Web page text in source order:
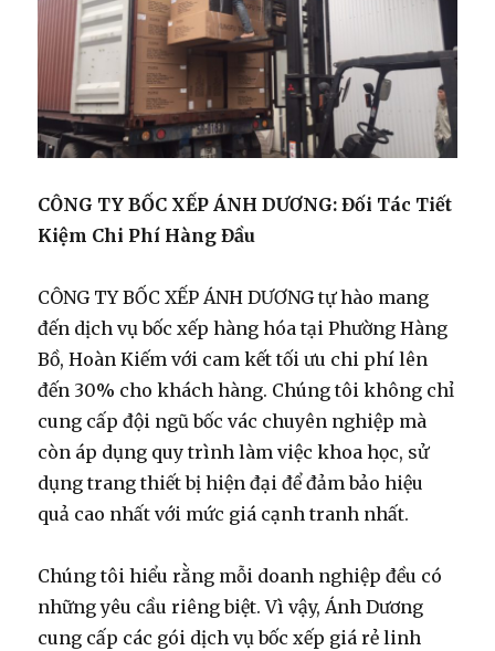
CÔNG TY BỐC XẾP ÁNH DƯƠNG: Đối Tác Tiết
Kiệm Chi Phí Hàng Đầu
CÔNG TY BỐC XẾP ÁNH DƯƠNG tự hào mang
đến dịch vụ bốc xếp hàng hóa tại Phường Hàng
Bồ, Hoàn Kiếm với cam kết tối ưu chi phí lên
đến 30% cho khách hàng. Chúng tôi không chỉ
cung cấp đội ngũ bốc vác chuyên nghiệp mà
còn áp dụng quy trình làm việc khoa học, sử
dụng trang thiết bị hiện đại để đảm bảo hiệu
quả cao nhất với mức giá cạnh tranh nhất.
Chúng tôi hiểu rằng mỗi doanh nghiệp đều có
những yêu cầu riêng biệt. Vì vậy, Ánh Dương
cung cấp các gói dịch vụ bốc xếp giá rẻ linh